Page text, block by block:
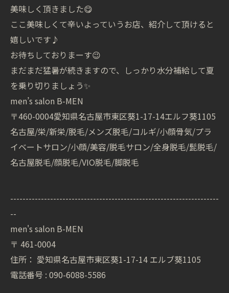
美味しく頂きました😋
ここ美味しくて辛いよっていうお店、紹介して頂けると
嬉しいです♪
お待ちしておりまーす😉
まだまだ猛暑が続きますので、しっかり水分補給して夏
を乗り切りましょう✨
men’s salon B-MEN
〒460-0004愛知県名古屋市東区葵1-17-14エルフ葵1105
名古屋/栄/新栄/脱毛/メンズ脱毛/コルギ/小顔骨気/プラ
イベートサロン/小顔/美容/脱毛サロン/全身脱毛/髭脱毛/
名古屋脱毛/顔脱毛/VIO脱毛/脚脱毛
--------------------------------------------------------------------
--
men's salon B-MEN
〒 461-0004
住所： 愛知県名古屋市東区葵1-17-14 エルブ葵1105
電話番号 : 090-6088-5586